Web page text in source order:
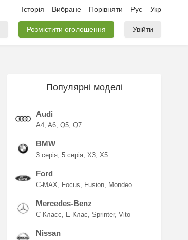
Історія Вибране Порівняти Рус Укр
Розмістити оголошення Увійти
Популярні моделі
Audi
A4 A6 Q5 Q7
BMW
3 серія 5 серія X3 X5
Ford
C-MAX Focus Fusion Mondeo
Mercedes-Benz
C-Класс E-Клас Sprinter Vito
Nissan